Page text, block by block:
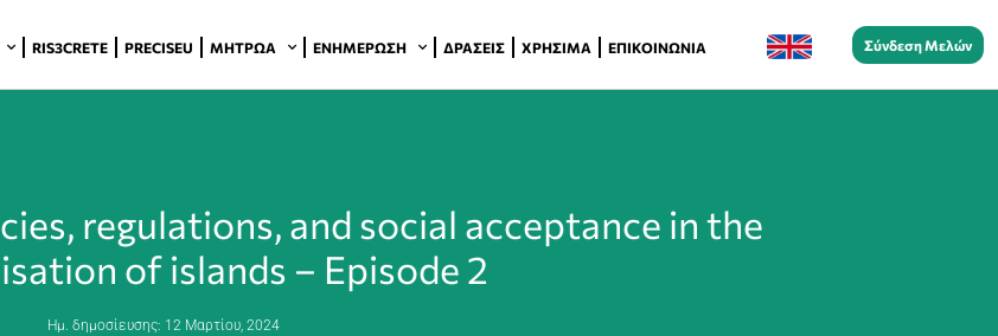
RIS3CRETE PRECISEU ΜΗΤΡΏΑ ΕΝΗΜΈΡΩΣΗ ΔΡΆΣΕΙΣ ΧΡΉΣΙΜΑ ΕΠΙΚΟΙΝΩΝΊΑ Σύνδεση Μελών
regulations, and social acceptance in the
of islands – Episode 2
Ημ. δημοσίευσης: 12 Μαρτίου, 2024